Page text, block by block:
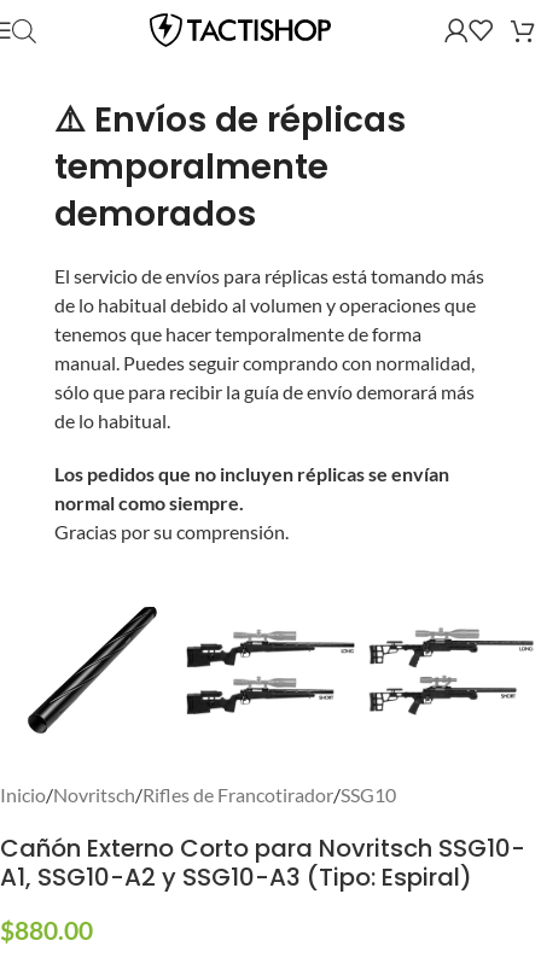
⚠️ Envíos de réplicas
temporalmente
demorados
El servicio de envíos para réplicas está tomando más
de lo habitual debido al volumen y operaciones que
tenemos que hacer temporalmente de forma
manual. Puedes seguir comprando con normalidad,
sólo que para recibir la guía de envío demorará más
de lo habitual.
Los pedidos que no incluyen réplicas se envían
normal como siempre.
Gracias por su comprensión.
Inicio/Novritsch/Rifles de Francotirador/SSG10
Cañón Externo Corto para Novritsch SSG10-
A1, SSG10-A2 y SSG10-A3 (Tipo: Espiral)
$880.00